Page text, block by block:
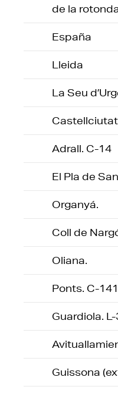
de la
España
Lleida
La Seu
Adrall. C-14
El Pla de
Organyá.
Coll de
Oliana.
Ponts. C-
Guardiola.
Guissona